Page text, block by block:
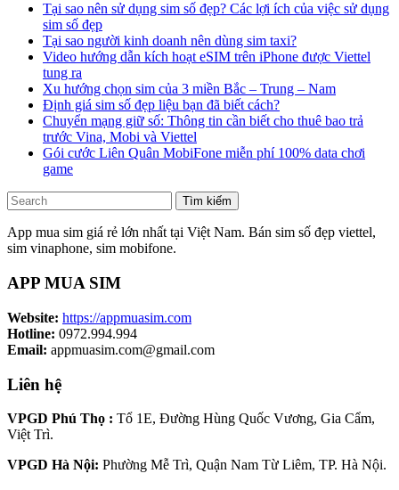
Tại sao nên sử dụng sim số đẹp? Các lợi ích của việc sử dụng
sim số đẹp
Tại sao người kinh doanh nên dùng sim taxi?
Video hướng dẫn kích hoạt eSIM trên iPhone được Viettel
tung ra
Xu hướng chọn sim của 3 miền Bắc – Trung – Nam
Định giá sim số đẹp liệu bạn đã biết cách?
Chuyển mạng giữ số: Thông tin cần biết cho thuê bao trả
trước Vina, Mobi và Viettel
Gói cước Liên Quân MobiFone miễn phí 100% data chơi
game
Tìm kiếm
App mua sim giá rẻ lớn nhất tại Việt Nam. Bán sim số đẹp viettel,
sim vinaphone, sim mobifone.
APP MUA SIM
Website: https://appmuasim.com
Hotline: 0972.994.994
Email: appmuasim.com@gmail.com
Liên hệ
VPGD Phú Thọ : Tổ 1E, Đường Hùng Quốc Vương, Gia Cẩm,
Việt Trì.
VPGD Hà Nội: Phường Mễ Trì, Quận Nam Từ Liêm, TP. Hà Nội.